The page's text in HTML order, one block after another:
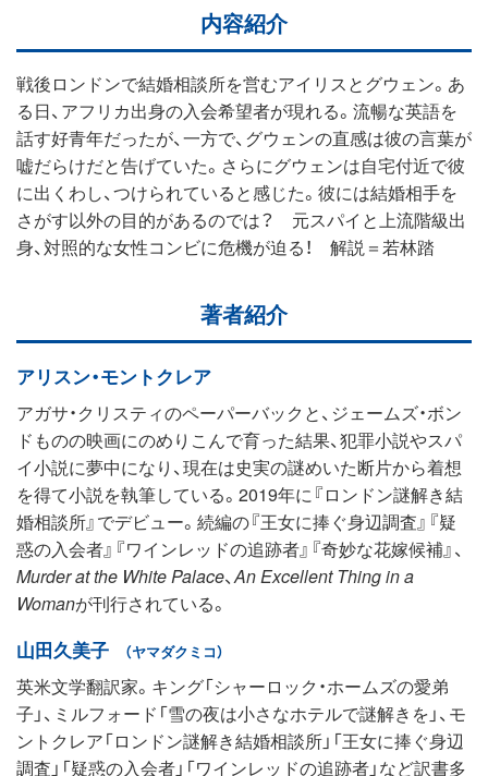
内容紹介
戦後ロンドンで結婚相談所を営むアイリスとグウェン。あ
る日、アフリカ出身の入会希望者が現れる。流暢な英語を
話す好青年だったが、一方で、グウェンの直感は彼の言葉が
嘘だらけだと告げていた。さらにグウェンは自宅付近で彼
に出くわし、つけられていると感じた。彼には結婚相手を
さがす以外の目的があるのでは？ 元スパイと上流階級出
身、対照的な女性コンビに危機が迫る！ 解説＝若林踏
著者紹介
アリスン・モントクレア
アガサ・クリスティのペーパーバックと、ジェームズ・ボン
ドものの映画にのめりこんで育った結果、犯罪小説やスパ
イ小説に夢中になり、現在は史実の謎めいた断片から着想
を得て小説を執筆している。2019年に『ロンドン謎解き結
婚相談所』でデビュー。続編の『王女に捧ぐ身辺調査』『疑
惑の入会者』『ワインレッドの追跡者』『奇妙な花嫁候補』、
Murder at the White Palace、 An Excellent Thing in a
Womanが刊行されている。
山田久美子 （ヤマダクミコ）
英米文学翻訳家。キング「シャーロック・ホームズの愛弟
子」、ミルフォード「雪の夜は小さなホテルで謎解きを」、モ
ントクレア「ロンドン謎解き結婚相談所」「王女に捧ぐ身辺
調査」「疑惑の入会者」「ワインレッドの追跡者」など訳書多